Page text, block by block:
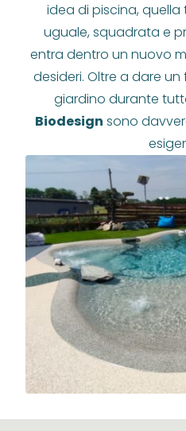
idea di piscina, quella
uguale, squadrata e
entra dentro un nuovo
desideri. Oltre a dare
giardino durante
Biodesign sono